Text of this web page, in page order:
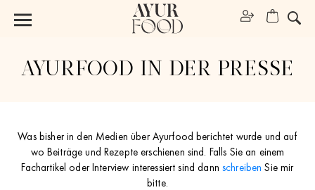
AYURFOOD IN DER PRESSE
Was bisher in den Medien über Ayurfood berichtet wurde und auf
wo Beiträge und Rezepte erschienen sind. Falls Sie an einem
Fachartikel oder Interview interessiert sind dann schreiben Sie mir
bitte.